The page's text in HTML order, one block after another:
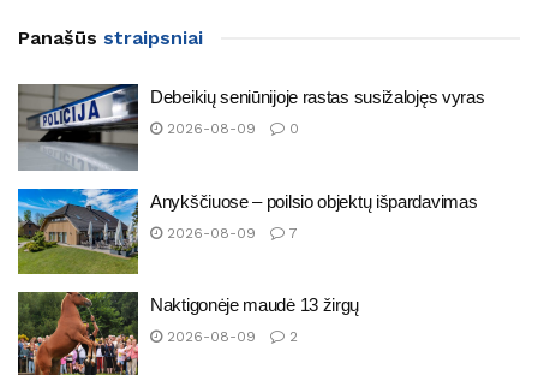
Panašūs straipsniai
Debeikių seniūnijoje rastas susižalojęs vyras
2026-08-09 0
Anykščiuose – poilsio objektų išpardavimas
2026-08-09 7
Naktigonėje maudė 13 žirgų
2026-08-09 2